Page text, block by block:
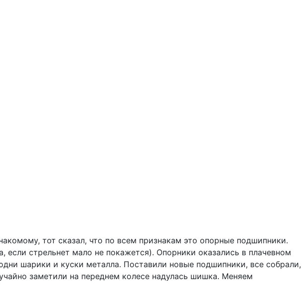
тот сказал, что по всем признакам это опорные подшипники.
стрельнет мало не покажется). Опорники оказались в плачевном
шарики и куски металла. Поставили новые подшипники, все собрали,
заметили на переднем колесе надулась шишка. Меняем